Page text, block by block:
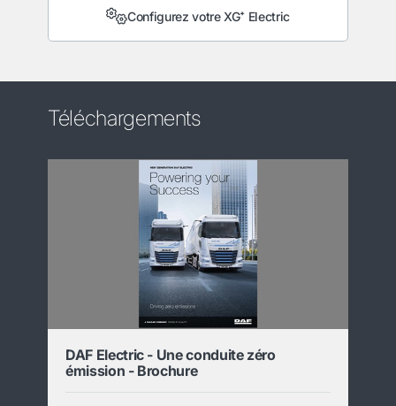
Configurez votre XG⁺ Electric
Téléchargements
DAF Electric - Une conduite zéro
émission - Brochure